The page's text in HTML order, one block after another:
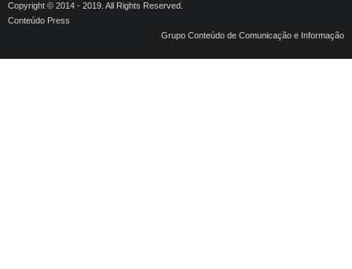
Copyright © 2014 - 2019. All Rights Reserved.
Conteúdo Press
Grupo Conteúdo de Comunicação e Informação